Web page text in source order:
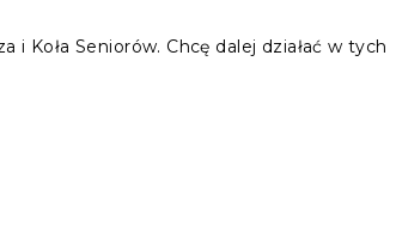
Koła Seniorów. Chcę dalej działać w tych